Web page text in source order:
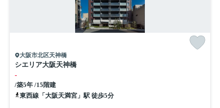
大阪市北区天神橋
シエリア大阪天神橋
-
/築5年 /15階建
東西線「大阪天満宮」駅 徒歩5分